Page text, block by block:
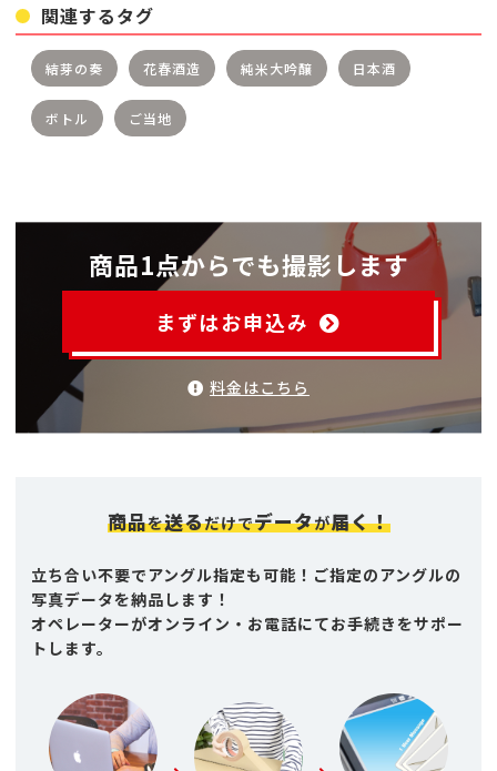
関連するタグ
結芽の奏 花春酒造 純米大吟醸 日本酒
ボトル ご当地
商品1点からでも撮影します
まずはお申込み
料金はこちら
商品を送るだけでデータが届く！
立ち合い不要でアングル指定も可能！ご指定のアングルの
写真データを納品します！
オペレーターがオンライン・お電話にてお手続きをサポー
トします。